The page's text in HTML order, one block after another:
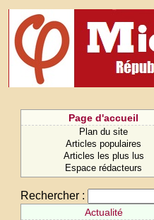
Page d'accueil
Plan du site
Articles populaires
Articles les plus lus
Espace rédacteurs
Rechercher :
Actualité